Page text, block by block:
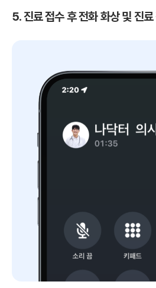
5. 진료 접수 후 전화 화상 및 진료